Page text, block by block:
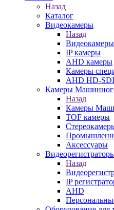
Назад
Каталог
Видеокамеры
Назад
Видеокамеры
IP камеры
AHD камеры
Камеры
AHD HD-SDI
Камеры
Назад
Камеры
TOF камеры
Аксессуары
Назад
IP
AHD